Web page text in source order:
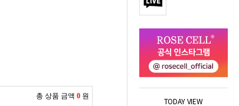
TODAY VIEW
총 상품 금액 0 원